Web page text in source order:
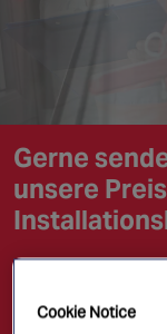
Netherlands
Switzerland
NORTH AMERICA
Canada
Gerne
unsere
Standort Augsburg
Cookie Notice